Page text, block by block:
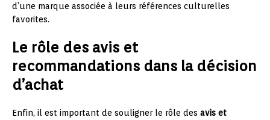
d’une marque associée à leurs références culturelles
favorites.
Le rôle des avis et
recommandations dans la décision
d’achat
Enfin, il est important de souligner le rôle des avis et